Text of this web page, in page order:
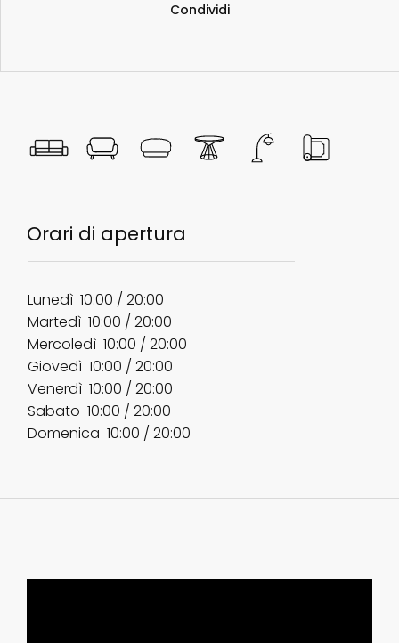
Condividi
Orari di apertura
Lunedì ​​10:00 / 20:00
Martedì ​10:00 / 20:00
Mercoledì ​10:00 / 20:00
Giovedì ​10:00 / 20:00
Venerdì ​10:00 / 20:00
Sabato 10:00 / 20:00
Domenica 10:00 / 20:00